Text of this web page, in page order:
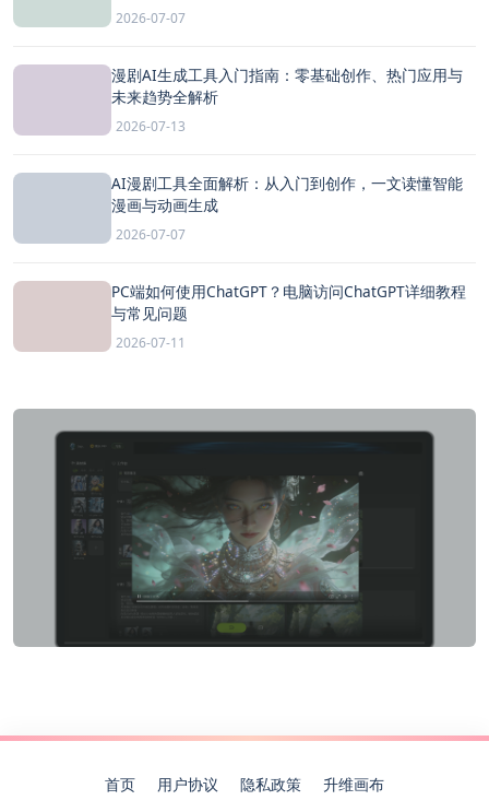
2026-07-07
漫剧AI生成工具入门指南：零基础创作、热门应用与
未来趋势全解析
2026-07-13
AI漫剧工具全面解析：从入门到创作，一文读懂智能
漫画与动画生成
2026-07-07
PC端如何使用ChatGPT？电脑访问ChatGPT详细教程
与常见问题
2026-07-11
首页 用户协议 隐私政策 升维画布